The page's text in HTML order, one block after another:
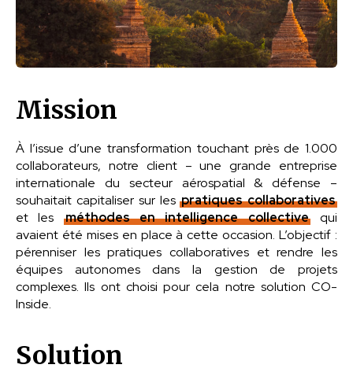
Mission
À l’issue d’une transformation touchant près de 1.000
collaborateurs, notre client – une grande entreprise
internationale du secteur aérospatial & défense –
souhaitait capitaliser sur lespratiques collaboratives
et les méthodes en intelligence collectivequi
avaient été mises en place à cette occasion. L’objectif :
pérenniser les pratiques collaboratives et rendre les
équipes autonomes dans la gestion de projets
complexes. Ils ont choisi pour cela notre solution CO-
Inside.
Solution